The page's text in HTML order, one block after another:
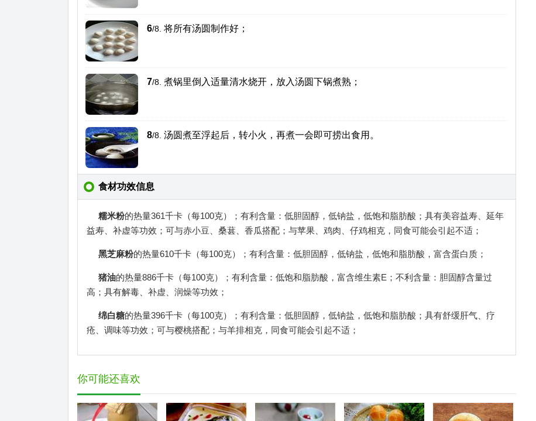
6/8. 将所有汤圆制作好；
7/8. 煮锅里倒入适量清水烧开，放入汤圆下锅煮熟；
8/8. 汤圆煮至浮起后，转小火，再煮一会即可捞出食用。
食材功效信息
糯米粉的热量361千卡（每100克）；有利含量：低胆固醇，低钠盐，低饱和脂肪酸；具有美容益寿、延年
益寿、补虚等功效；可与赤小豆、桑葚、香瓜搭配；与苹果、鸡肉、仔鸡相克，同食可能会引起不适；
黑芝麻粉的热量610千卡（每100克）；有利含量：低胆固醇，低钠盐，低饱和脂肪酸，富含蛋白质；
猪油的热量886千卡（每100克）；有利含量：低饱和脂肪酸，富含维生素E；不利含量：胆固醇含量过
高；具有解毒、补虚、润燥等功效；
绵白糖的热量396千卡（每100克）；有利含量：低胆固醇，低钠盐，低饱和脂肪酸；具有舒缓肝气、疗
疮、调味等功效；可与樱桃搭配；与羊排相克，同食可能会引起不适；
你可能还喜欢